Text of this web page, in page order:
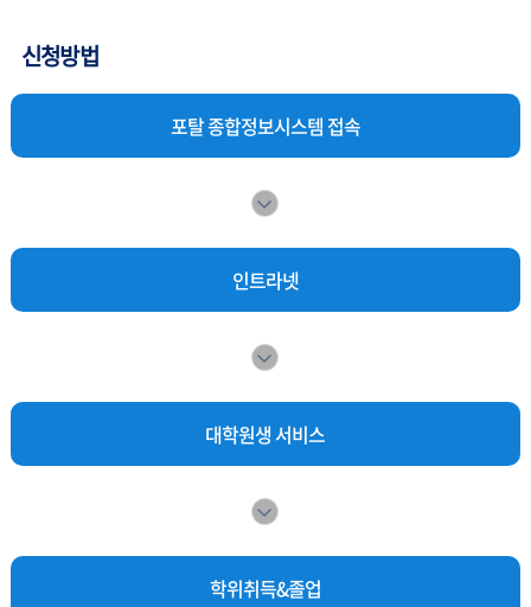
신청방법
포탈 종합정보시스템 접속
인트라넷
대학원생 서비스
학위취득&졸업